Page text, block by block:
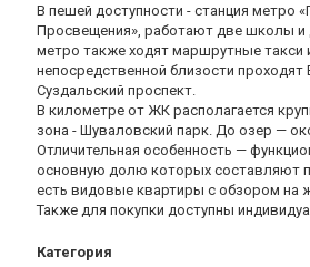
В пешей доступности - станция метро
Просвещения», работают две школы и
метро также ходят маршрутные такси
непосредственной близости
Суздальский проспект.
В километре от ЖК располагается
зона - Шуваловский парк. До озер —
Отличительная особенность —
основную долю которых составляют
есть видовые квартиры с обзором на
Также для покупки доступны
Категория